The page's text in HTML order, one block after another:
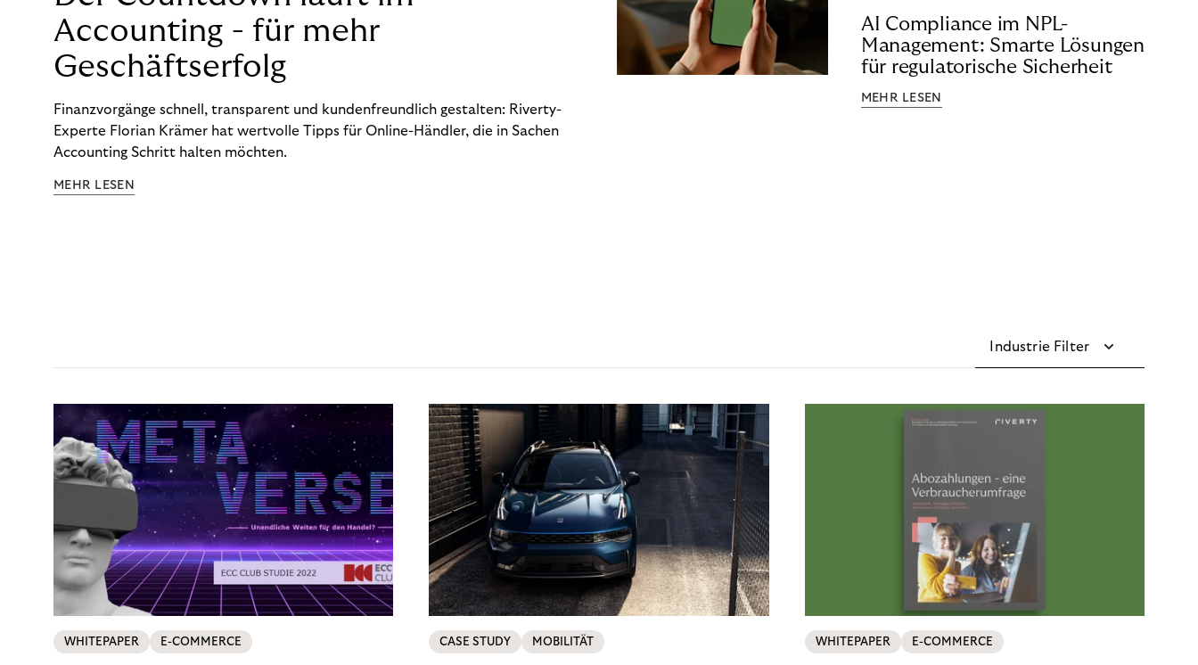
Accounting - für mehr
Geschäftserfolg
Finanzvorgänge schnell, transparent und kundenfreundlich gestalten: Riverty-
Experte Florian Krämer hat wertvolle Tipps für Online-Händler, die in Sachen
Accounting Schritt halten möchten.
MEHR LESEN
AI Compliance im NPL-
Management: Smarte Lösungen
für regulatorische Sicherheit
MEHR LESEN
Industrie Filter
WHITEPAPER E-COMMERCE CASE STUDY MOBILITÄT WHITEPAPER E-COMMERCE